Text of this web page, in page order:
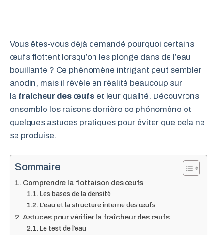
Vous êtes-vous déjà demandé pourquoi certains
œufs flottent lorsqu’on les plonge dans de l’eau
bouillante ? Ce phénomène intrigant peut sembler
anodin, mais il révèle en réalité beaucoup sur
la fraîcheur des œufs et leur qualité. Découvrons
ensemble les raisons derrière ce phénomène et
quelques astuces pratiques pour éviter que cela ne
se produise.
Sommaire
Comprendre la flottaison des œufs
Les bases de la densité
L’eau et la structure interne des œufs
Astuces pour vérifier la fraîcheur des œufs
Le test de l’eau